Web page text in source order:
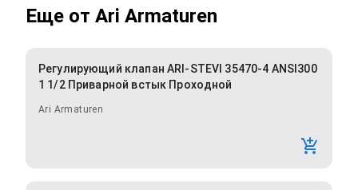
Еще от Ari Armaturen
Регулирующий клапан ARI-STEVI 35470-4 ANSI300
1 1/2 Приварной встык Проходной
Ari Armaturen